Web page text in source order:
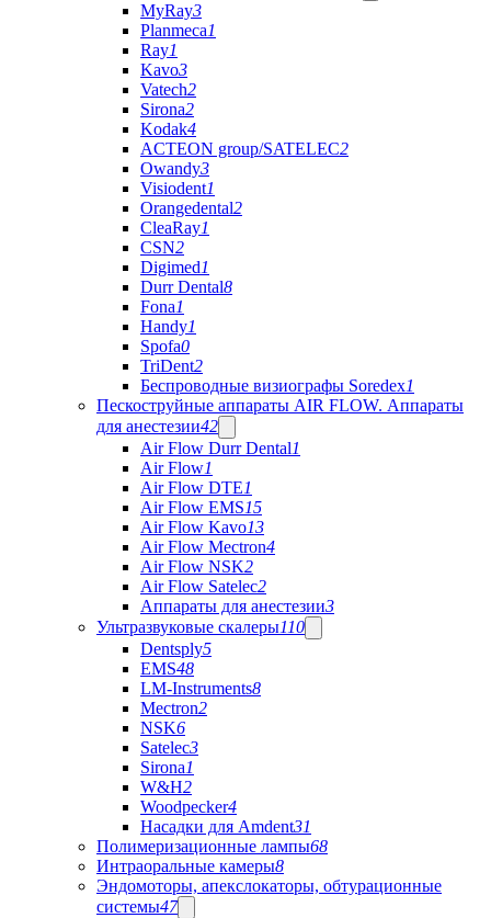
MyRay3
Planmeca1
Ray1
Kavo3
Vatech2
Sirona2
Kodak4
ACTEON group/SATELEC2
Owandy3
Visiodent1
Orangedental2
CleaRay1
CSN2
Digimed1
Durr Dental8
Fona1
Handy1
Spofa0
TriDent2
Беспроводные визиографы Soredex1
Пескоструйные аппараты AIR FLOW. Аппараты
для анестезии42
Air Flow Durr Dental1
Air Flow1
Air Flow DTE1
Air Flow EMS15
Air Flow Kavo13
Air Flow Mectron4
Air Flow NSK2
Air Flow Satelec2
Аппараты для анестезии3
Ультразвуковые скалеры110
Dentsply5
EMS48
LM-Instruments8
Mectron2
NSK6
Satelec3
Sirona1
W&H2
Woodpecker4
Насадки для Amdent31
Полимеризационные лампы68
Интраоральные камеры8
Эндомоторы, апекслокаторы, обтурационные
системы47